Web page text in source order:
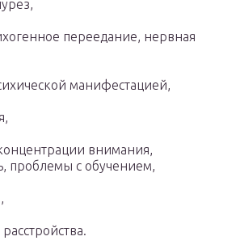
переедание, нервная
манифестацией,
внимания,
проблемы с обучением,